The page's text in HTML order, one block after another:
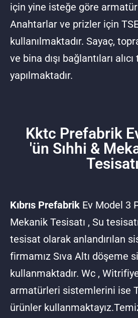
için yine isteğe göre
Anahtarlar ve prizler için
kullanılmaktadır. Sayaç,
ve bina dışı bağlantıları
yapılmaktadır.
Kktc Prefabrik
'ün Sıhhi &
Tesisatı
Kıbrıs Prefabrik Ev Model 3
Mekanik Tesisatı , Su
tesisat olarak anlandırılan
firmamız Sıva Altı döşeme
kullanmaktadır. Wc ,
armatürleri sistemlerini ise
ürünler